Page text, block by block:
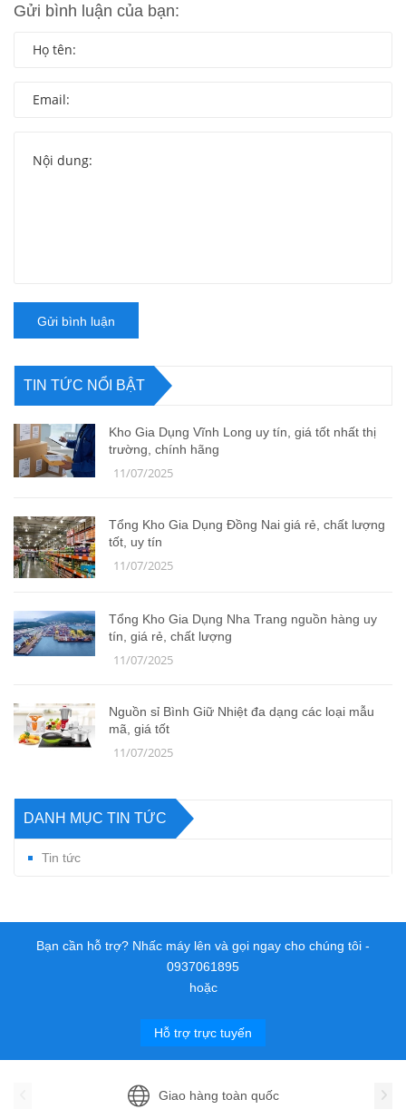
Gửi bình luận của bạn:
Gửi bình luận
TIN TỨC NỔI BẬT
Kho Gia Dụng Vĩnh Long uy tín, giá tốt nhất thị
trường, chính hãng
11/07/2025
Tổng Kho Gia Dụng Đồng Nai giá rẻ, chất lượng
tốt, uy tín
11/07/2025
Tổng Kho Gia Dụng Nha Trang nguồn hàng uy
tín, giá rẻ, chất lượng
11/07/2025
Nguồn sỉ Bình Giữ Nhiệt đa dạng các loại mẫu
mã, giá tốt
11/07/2025
DANH MỤC TIN TỨC
Tin tức
Bạn cần hỗ trợ? Nhấc máy lên và gọi ngay cho chúng tôi -
0937061895
hoặc
Hỗ trợ trực tuyến
Giao hàng toàn quốc